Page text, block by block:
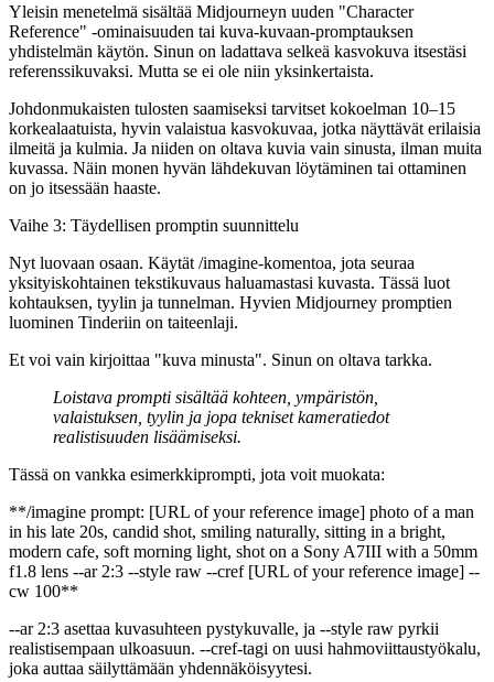
Yleisin menetelmä sisältää Midjourneyn uuden "Character
Reference" -ominaisuuden tai kuva-kuvaan-promptauksen
yhdistelmän käytön. Sinun on ladattava selkeä kasvokuva itsestäsi
referenssikuvaksi. Mutta se ei ole niin yksinkertaista.
Johdonmukaisten tulosten saamiseksi tarvitset kokoelman 10–15
korkealaatuista, hyvin valaistua kasvokuvaa, jotka näyttävät erilaisia
ilmeitä ja kulmia. Ja niiden on oltava kuvia vain sinusta, ilman muita
kuvassa. Näin monen hyvän lähdekuvan löytäminen tai ottaminen
on jo itsessään haaste.
Vaihe 3: Täydellisen promptin suunnittelu
Nyt luovaan osaan. Käytät /imagine-komentoa, jota seuraa
yksityiskohtainen tekstikuvaus haluamastasi kuvasta. Tässä luot
kohtauksen, tyylin ja tunnelman. Hyvien Midjourney promptien
luominen Tinderiin on taiteenlaji.
Et voi vain kirjoittaa "kuva minusta". Sinun on oltava tarkka.
Loistava prompti sisältää kohteen, ympäristön,
valaistuksen, tyylin ja jopa tekniset kameratiedot
realistisuuden lisäämiseksi.
Tässä on vankka esimerkkiprompti, jota voit muokata:
**/imagine prompt: [URL of your reference image] photo of a man
in his late 20s, candid shot, smiling naturally, sitting in a bright,
modern cafe, soft morning light, shot on a Sony A7III with a 50mm
f1.8 lens --ar 2:3 --style raw --cref [URL of your reference image] --
cw 100**
--ar 2:3 asettaa kuvasuhteen pystykuvalle, ja --style raw pyrkii
realistisempaan ulkoasuun. --cref-tagi on uusi hahmoviittaustyökalu,
joka auttaa säilyttämään yhdennäköisyytesi.